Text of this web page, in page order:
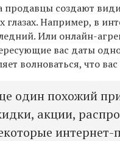
продавцы создают
глазах. Например, в
Или онлайн-
вас даты
волноваться, что
один похожий
акции,
интернет-